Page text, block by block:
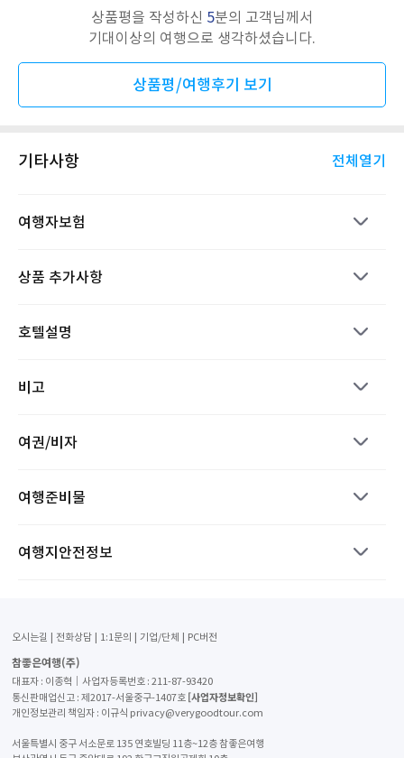
상품평을 작성하신 5분의 고객님께서
기대이상의 여행으로 생각하셨습니다.
상품평/여행후기 보기
기타사항 전체열기
여행자보험
상품 추가사항
호텔설명
비고
여권/비자
여행준비물
여행지안전정보
오시는길 전화상담 1:1문의 기업/단체 PC버전
참좋은여행(주)
대표자 : 이종혁│사업자등록번호 : 211-87-93420
통신판매업신고 : 제2017-서울중구-1407호 [사업자정보확인]
개인정보관리 책임자 : 이규식 privacy@verygoodtour.com
서울특별시 중구 서소문로 135 연호빌딩 11층~12층 참좋은여행